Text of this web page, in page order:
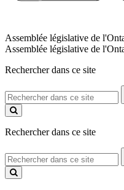
Assemblée législative de
Assemblée législative de
Rechercher dans ce site
Rechercher
dans
ce
Rechercher dans ce site
Rechercher
dans
ce